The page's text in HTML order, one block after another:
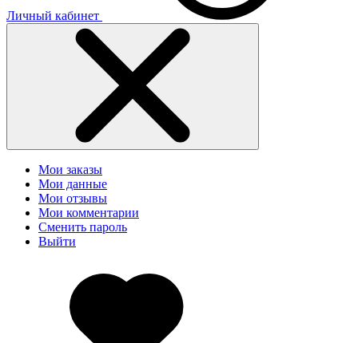
Личный кабинет
Мои заказы
Мои данные
Мои отзывы
Мои комментарии
Сменить пароль
Выйти